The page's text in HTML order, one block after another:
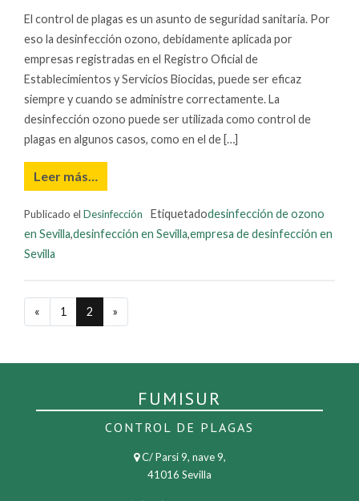
El control de plagas es un asunto de seguridad sanitaria. Por
eso la desinfección ozono, debidamente aplicada por
empresas registradas en el Registro Oficial de
Establecimientos y Servicios Biocidas, puede ser eficaz
siempre y cuando se administre correctamente. La
desinfección ozono puede ser utilizada como control de
plagas en algunos casos, como en el de […]
Leer más…
Publicado el Desinfección Etiquetadodesinfección de ozono
en Sevilla,desinfección en Sevilla,empresa de desinfección en
Sevilla
« Previous
1 2 »
FUMISUR
CONTROL DE PLAGAS
C/ Parsi 9, nave 9,
41016 Sevilla